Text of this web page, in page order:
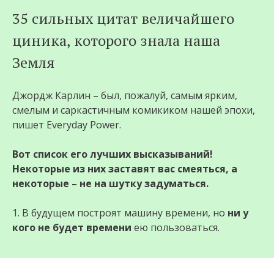
к
содержимому
35 сильных цитат величайшего
циника, которого знала наша
Земля
Джордж Карлин – был, пожалуй, самым ярким,
смелым и саркастичным комикиком нашей эпохи,
пишет Everyday Power.
Вот список его лучших высказываний!
Некоторые из них заставят вас смеяться, а
некоторые – не на шутку задуматься.
1. В будущем построят машину времени, но ни у
кого не будет времени ею пользоваться.